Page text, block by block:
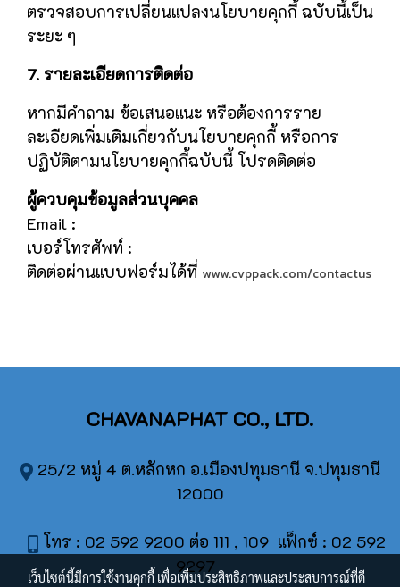
ตรวจสอบการเปลี่ยนแปลงนโยบายคุกกี้ ฉบับนี้เป็น
ระยะ ๆ
7. รายละเอียดการติดต่อ
หากมีคำถาม ข้อเสนอแนะ หรือต้องการราย
ละเอียดเพิ่มเติมเกี่ยวกับนโยบายคุกกี้ หรือการ
ปฏิบัติตามนโยบายคุกกี้ฉบับนี้ โปรดติดต่อ
ผู้ควบคุมข้อมูลส่วนบุคคล
Email :
เบอร์โทรศัพท์ :
ติดต่อผ่านแบบฟอร์มได้ที่ www.cvppack.com/contactus
CHAVANAPHAT CO., LTD.
25/2 หมู่ 4 ต.หลักหก อ.เมืองปทุมธานี จ.ปทุมธานี
12000
โทร : 02 592 9200 ต่อ 111 , 109 แฟ็กซ์ : 02 592
9297
เว็บไซต์นี้มีการใช้งานคุกกี้ เพื่อเพิ่มประสิทธิภาพและประสบการณ์ที่ดี